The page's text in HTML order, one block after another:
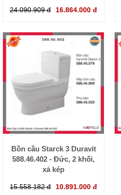
24.090.909 đ 16.864.000 đ
Bồn cầu Starck 3 Duravit
588.46.402 - Đức, 2 khối,
xả kép
15.558.182 đ 10.891.000 đ